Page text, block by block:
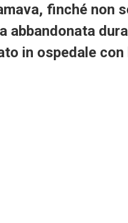
finché non
abbandonata
in ospedale con